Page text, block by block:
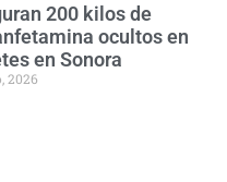
200 kilos de
ocultos en
en Sonora
2026